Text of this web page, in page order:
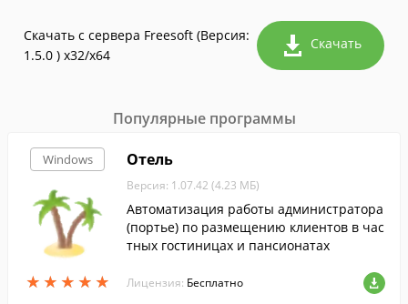
Скачать с сервера Freesoft (Версия:
1.5.0 ) x32/x64
Скачать
Популярные программы
Windows
★ ★ ★ ★ ★
★ ★ ★ ★ ★
Отель
Версия: 1.07.42 (4.23 МБ)
Автоматизация работы администратора
(портье) по размещению клиентов в час
тных гостиницах и пансионатах
Лицензия: Бесплатно